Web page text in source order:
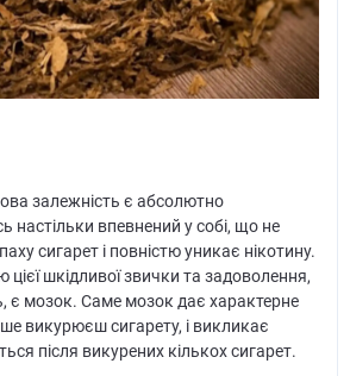
залежність є абсолютно
настільки впевнений у собі, що не
сигарет і повністю уникає нікотину.
шкідливої звички та задоволення,
є мозок. Саме мозок дає характерне
викурюєш сигарету, і викликає
після викурених кількох сигарет.